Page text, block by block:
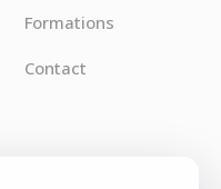
Formations
Contact